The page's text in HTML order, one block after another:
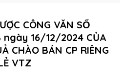
CÔNG VĂN SỐ
ngày 16/12/2024 CỦA
CHÀO BÁN CP RIÊNG
VTZ